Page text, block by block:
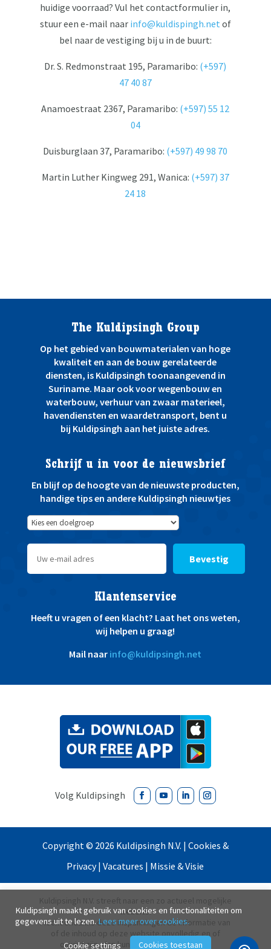
huidige voorraad? Vul het contactformulier in,
stuur een e-mail naar info@kuldispingh.net of
bel naar de vestiging bij u in de buurt:
Dr. S. Redmonstraat 195, Paramaribo: (+597)
47 40 87
Anamoestraat 2367, Paramaribo: (+597) 55 12
04
Duisburglaan 37, Paramaribo: (+597) 49 98 70
Martin Luther Kingweg 291, Wanica: (+597) 37
24 18
The Kuldipsingh Group
Op het gebied van bouwmaterialen van hoge
kwaliteit en aan de bouw gerelateerde
diensten, is Kuldipsingh toonaangevend in
Suriname. Maar ook voor wegenbouw en
waterbouw, verhuur van zwaar materieel,
havendiensten en waardetransport, bent u
bij Kuldipsingh aan het juiste adres.
Schrijf u in voor de nieuwsbrief
En blijf op de hoogte van de nieuwste producten,
handige tips en andere Kuldipsingh nieuwtjes
Bevestig
Klantenservice
Heeft u vragen of een klacht? Laat het ons weten,
wij helpen u graag!
Mail naar info@kuldipsingh.net
Copyright © 2026 Kuldipsingh N.V. | Cookies &
Privacy|Vacatures | Missie & Visie
Kuldipsingh N.V. streeft naar een zo actueel mogelijke
website.
Mocht ondanks deze inspanningen de informatie van
of de inhoud op deze website onvolledig en of
onjuist zijn, dan kunnen wij daarvoor geen
Kuldipsingh maakt gebruik van cookies en functionaliteiten om
gegevens uit te lezen.Lees meer over cookies.
Cookie settings Cookies toestaan